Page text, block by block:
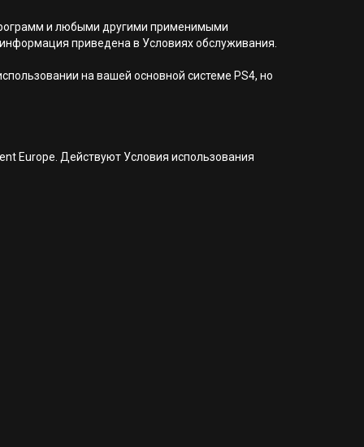
и любыми другими применимыми
приведена в Условиях обслуживания.
на вашей основной системе PS4, но
Europe. Действуют Условия использования